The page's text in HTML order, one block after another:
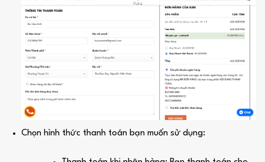
Chọn hình thức thanh toán bạn muốn sử dụng: